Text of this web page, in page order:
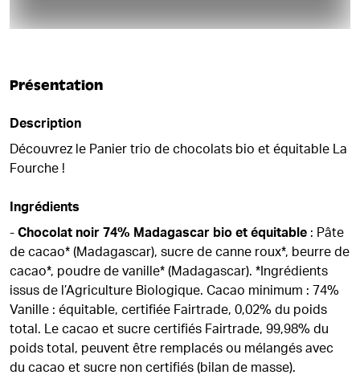
Présentation
Description
Découvrez le Panier trio de chocolats bio et équitable La
Fourche !
Ingrédients
- Chocolat noir 74% Madagascar bio et équitable : Pâte
de cacao* (Madagascar), sucre de canne roux*, beurre de
cacao*, poudre de vanille* (Madagascar). *Ingrédients
issus de l’Agriculture Biologique. Cacao minimum : 74%
Vanille : équitable, certifiée Fairtrade, 0,02% du poids
total. Le cacao et sucre certifiés Fairtrade, 99,98% du
poids total, peuvent être remplacés ou mélangés avec
du cacao et sucre non certifiés (bilan de masse).